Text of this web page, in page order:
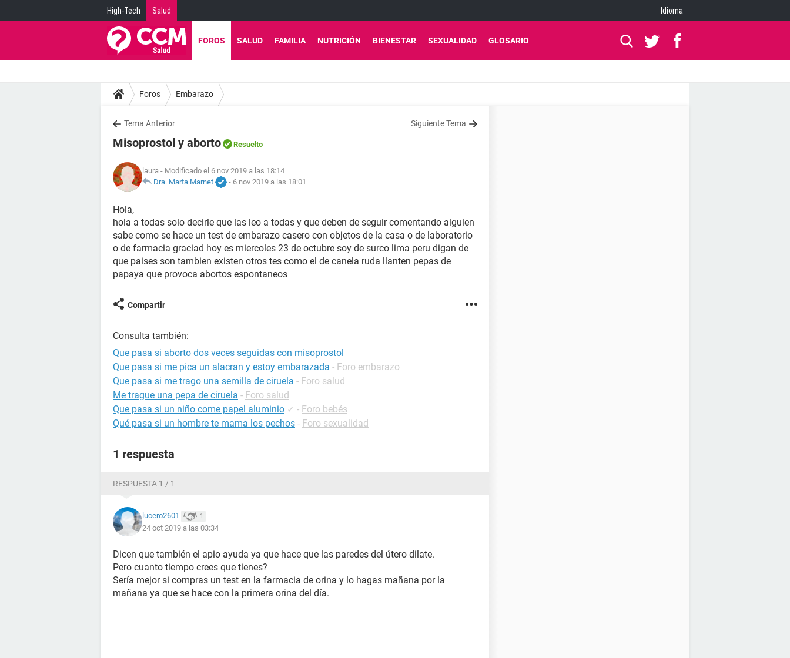
High-Tech Salud Idioma
FOROS SALUD FAMILIA NUTRICIÓN BIENESTAR SEXUALIDAD GLOSARIO
Foros Embarazo
Tema Anterior Siguiente Tema
Misoprostol y aborto Resuelto
laura - Modificado el 6 nov 2019 a las 18:14
Dra. Marta Marnet
- 6 nov 2019 a las 18:01
Hola,
hola a todas solo decirle que las leo a todas y que deben de seguir comentando alguien
sabe como se hace un test de embarazo casero con objetos de la casa o de laboratorio
o de farmacia graciad hoy es miercoles 23 de octubre soy de surco lima peru digan de
que paises son tambien existen otros tes como el de canela ruda llanten pepas de
papaya que provoca abortos espontaneos
Compartir
Consulta también:
Que pasa si aborto dos veces seguidas con misoprostol
Que pasa si me pica un alacran y estoy embarazada - Foro embarazo
Que pasa si me trago una semilla de ciruela - Foro salud
Me trague una pepa de ciruela - Foro salud
Que pasa si un niño come papel aluminio ✓ - Foro bebés
Qué pasa si un hombre te mama los pechos - Foro sexualidad
1 respuesta
RESPUESTA 1 / 1
lucero2601 1
24 oct 2019 a las 03:34
Dicen que también el apio ayuda ya que hace que las paredes del útero dilate.
Pero cuanto tiempo crees que tienes?
Sería mejor si compras un test en la farmacia de orina y lo hagas mañana por la
mañana ya que se hace con la primera orina del día.